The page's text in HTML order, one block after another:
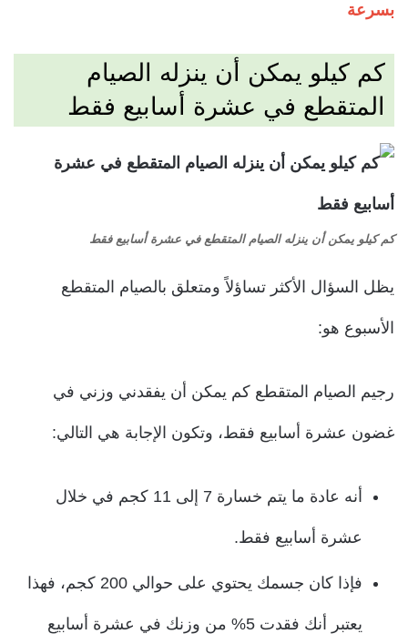
بسرعة
كم كيلو يمكن أن ينزله الصيام
المتقطع في عشرة أسابيع فقط
كم كيلو يمكن أن ينزله الصيام المتقطع في عشرة أسابيع فقط
يظل السؤال الأكثر تساؤلاً ومتعلق بالصيام المتقطع
الأسبوع هو:
رجيم الصيام المتقطع كم يمكن أن يفقدني وزني في
غضون عشرة أسابيع فقط، وتكون الإجابة هي التالي:
أنه عادة ما يتم خسارة 7 إلى 11 كجم في خلال
عشرة أسابيع فقط.
فإذا كان جسمك يحتوي على حوالي 200 كجم، فهذا
يعتبر أنك فقدت 5% من وزنك في عشرة أسابيع